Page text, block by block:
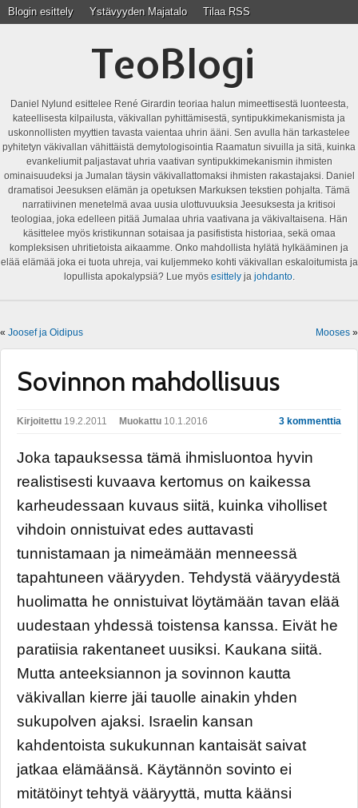
Blogin esittely Ystävyyden Majatalo Tilaa RSS
TeoBlogi
Daniel Nylund esittelee René Girardin teoriaa halun mimeettisestä luonteesta,
kateellisesta kilpailusta, väkivallan pyhittämisestä, syntipukkimekanismista ja
uskonnollisten myyttien tavasta vaientaa uhrin ääni. Sen avulla hän tarkastelee
pyhitetyn väkivallan vähittäistä demytologisointia Raamatun sivuilla ja sitä, kuinka
evankeliumit paljastavat uhria vaativan syntipukkimekanismin ihmisten
ominaisuudeksi ja Jumalan täysin väkivallattomaksi ihmisten rakastajaksi. Daniel
dramatisoi Jeesuksen elämän ja opetuksen Markuksen tekstien pohjalta. Tämä
narratiivinen menetelmä avaa uusia ulottuvuuksia Jeesuksesta ja kritisoi
teologiaa, joka edelleen pitää Jumalaa uhria vaativana ja väkivaltaisena. Hän
käsittelee myös kristikunnan sotaisaa ja pasifistista historiaa, sekä omaa
kompleksisen uhritietoista aikaamme. Onko mahdollista hylätä hylkääminen ja
elää elämää joka ei tuota uhreja, vai kuljemmeko kohti väkivallan eskaloitumista ja
lopullista apokalypsiä? Lue myös esittelyja johdanto.
« Joosef ja Oidipus Mooses »
Sovinnon mahdollisuus
3 kommenttia
Kirjoitettu 19.2.2011 Muokattu 10.1.2016
Joka tapauksessa tämä ihmisluontoa hyvin
realistisesti kuvaava kertomus on kaikessa
karheudessaan kuvaus siitä, kuinka viholliset
vihdoin onnistuivat edes auttavasti
tunnistamaan ja nimeämään menneessä
tapahtuneen vääryyden. Tehdystä vääryydestä
huolimatta he onnistuivat löytämään tavan elää
uudestaan yhdessä toistensa kanssa. Eivät he
paratiisia rakentaneet uusiksi. Kaukana siitä.
Mutta anteeksiannon ja sovinnon kautta
väkivallan kierre jäi tauolle ainakin yhden
sukupolven ajaksi. Israelin kansan
kahdentoista sukukunnan kantaisät saivat
jatkaa elämäänsä. Käytännön sovinto ei
mitätöinyt tehtyä vääryyttä, mutta käänsi